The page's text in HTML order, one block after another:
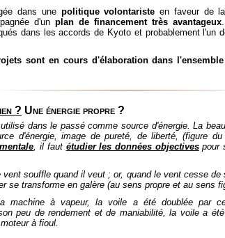
dans une politique volontariste en faveur de
d'un plan de financement très avantageux
dans les accords de Kyoto et probablement l'un
sont en cours d'élaboration dans
? Une énergie propre ?
dans le passé comme source d'énergie. La
d'énergie, image de pureté, de liberté, (figure
, il faut étudier les données objectivespour
vent souffle quand il veut ; or, quand le vent cesse
se transforme en galère (au sens propre et au sens
machine à vapeur, la voile a été doublée par
peu de rendement et de maniabilité, la voile a
à fioul.